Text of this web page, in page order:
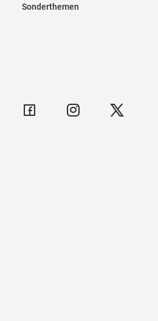
Sonderthemen